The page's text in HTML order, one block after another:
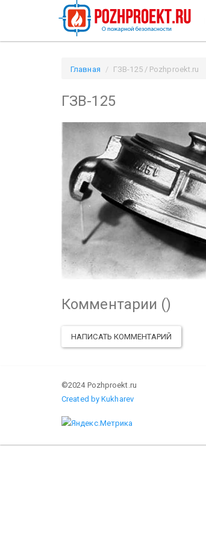
Главная ГЗВ-125 / Pozhproekt.ru
ГЗВ-125
Комментарии ()
НАПИСАТЬ КОММЕНТАРИЙ
©2024 Pozhproekt.ru
Created by Kukharev